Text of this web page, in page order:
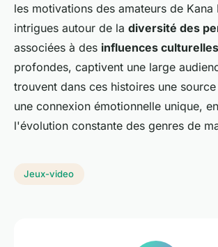
les motivations des amateurs de Kana
intrigues autour de la diversité des
associées à des influences
profondes, captivent une large
trouvent dans ces histoires une
une connexion émotionnelle unique,
l'évolution constante des genres de
Jeux-video